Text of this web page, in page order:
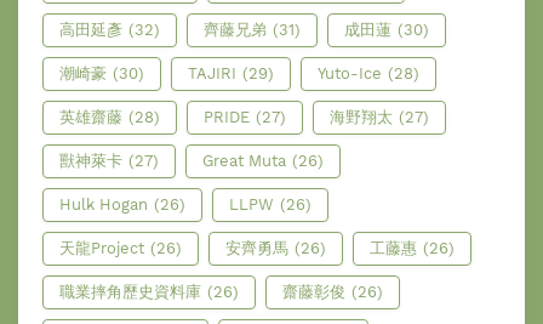
高田延彥 (32) 齊藤兄弟 (31) 成田蓮 (30)
潮崎豪 (30) TAJIRI (29) Yuto-Ice (28)
英雄齋藤 (28) PRIDE (27) 海野翔太 (27)
獸神萊卡 (27) Great Muta (26)
Hulk Hogan (26) LLPW (26)
天龍Project (26) 安齊勇馬 (26) 工藤惠 (26)
職業摔角歷史資料庫 (26) 齋藤彰俊 (26)